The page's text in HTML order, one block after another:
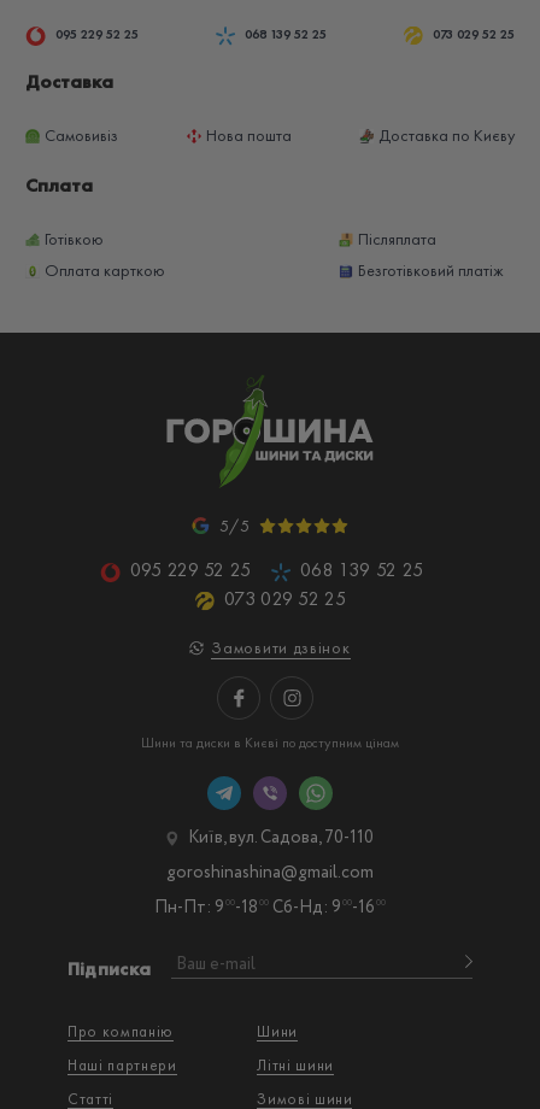
095 229 52 25 068 139 52 25 073 029 52 25
Доставка
Самовивіз Нова пошта Доставка по Києву
Сплата
Готівкою
Післяплата
Оплата карткою
Безготівковий платіж
5/5
095 229 52 25
068 139 52 25
073 029 52 25
Замовити дзвінок
Шини та диски в Києві по доступним цінам
Про компанію
Наші партнери
Статті
Шини
Літні шини
Зимові шини
Підписка
Київ, вул. Садова, 70-110
Пн-Пт: 9 00-18 00 Сб-Нд: 9 00-16 00
goroshinashina@gmail.com